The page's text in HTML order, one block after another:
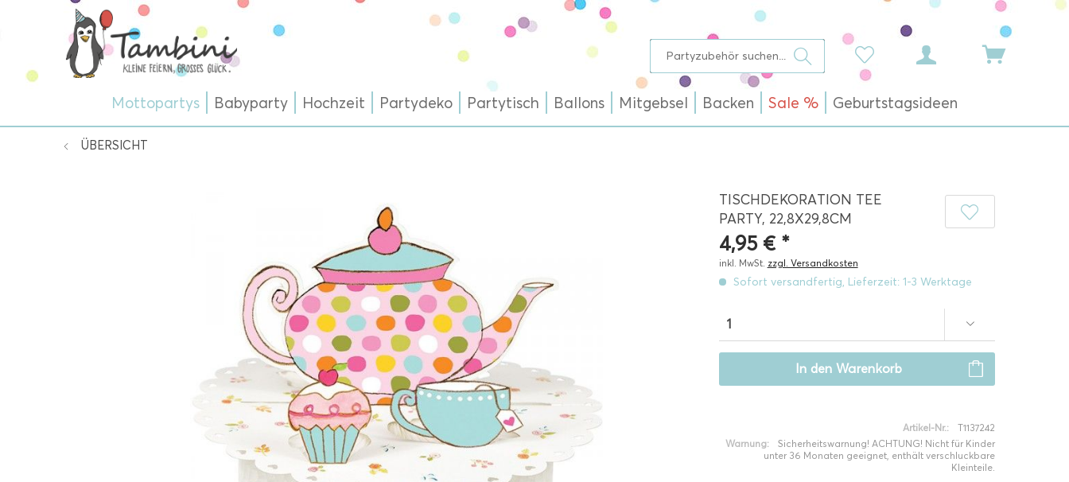
Mottopartys Babyparty Hochzeit Partydeko Partytisch Ballons Mitgebsel Backen Sale % Geburtstagsideen
ÜBERSICHT
TISCHDEKORATION TEE
PARTY, 22,8X29,8CM
4,95 € *
inkl. MwSt. zzgl. Versandkosten
Sofort versandfertig, Lieferzeit: 1-3 Werktage
In den Warenkorb
Artikel-Nr.:
T1137242
Warnung:
Sicherheitswarnung! ACHTUNG! Nicht für Kinder
unter 36 Monaten geeignet, enthält verschluckbare
Kleinteile.